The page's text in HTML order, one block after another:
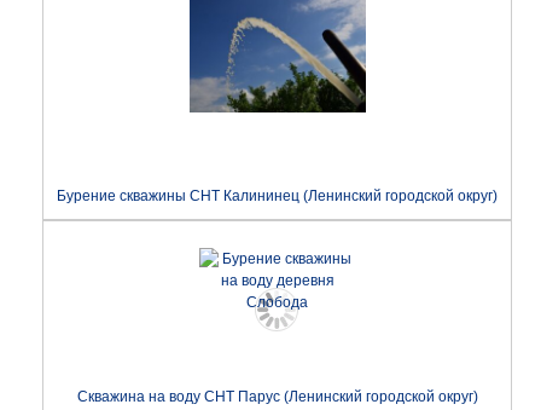
Бурение скважины СНТ Калининец (Ленинский городской округ)
Скважина на воду СНТ Парус (Ленинский городской округ)